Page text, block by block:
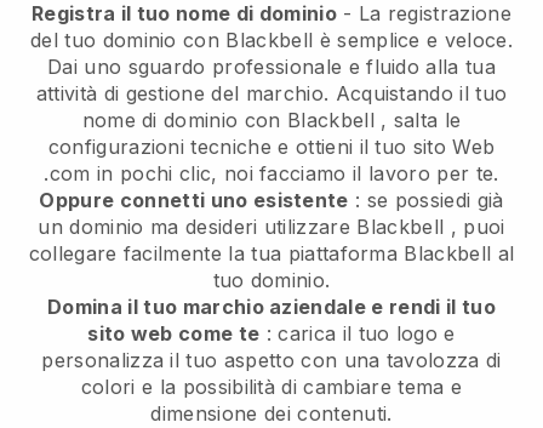
Registra il tuo nome di dominio- La registrazione
del tuo dominio con Blackbell è semplice e veloce.
Dai uno sguardo professionale e fluido alla tua
attività di gestione del marchio. Acquistando il tuo
nome di dominio con Blackbell , salta le
configurazioni tecniche e ottieni il tuo sito Web
.com in pochi clic, noi facciamo il lavoro per te.
Oppure connetti uno esistente : se possiedi già
un dominio ma desideri utilizzare Blackbell , puoi
collegare facilmente la tua piattaforma Blackbell al
tuo dominio.
Domina il tuo marchio aziendale e rendi il tuo
sito web come te : carica il tuo logo e
personalizza il tuo aspetto con una tavolozza di
colori e la possibilità di cambiare tema e
dimensione dei contenuti.